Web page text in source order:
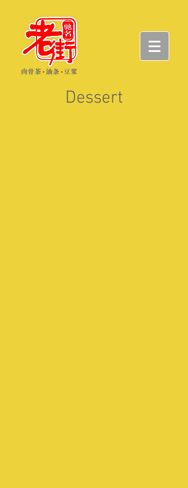
Dessert